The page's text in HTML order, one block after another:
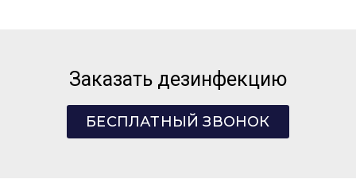
Заказать дезинфекцию
БЕСПЛАТНЫЙ ЗВОНОК